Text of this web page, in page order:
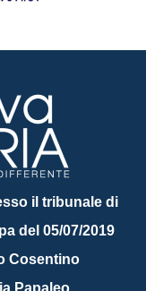
il tribunale di
del 05/07/2019
Cosentino